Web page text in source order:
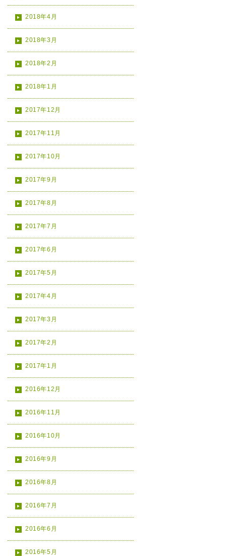
2018年4月
2018年3月
2018年2月
2018年1月
2017年12月
2017年11月
2017年10月
2017年9月
2017年8月
2017年7月
2017年6月
2017年5月
2017年4月
2017年3月
2017年2月
2017年1月
2016年12月
2016年11月
2016年10月
2016年9月
2016年8月
2016年7月
2016年6月
2016年5月